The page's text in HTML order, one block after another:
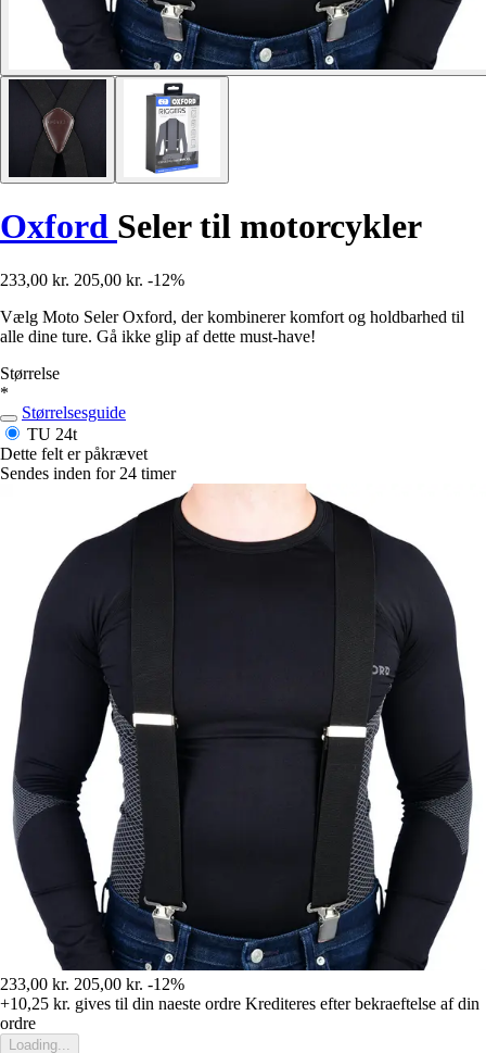
Oxford Seler til motorcykler
233,00 kr. 205,00 kr. -12%
Vælg Moto Seler Oxford, der kombinerer komfort og holdbarhed til
alle dine ture. Gå ikke glip af dette must-have!
Størrelse
*
Størrelsesguide
TU 24t
Dette felt er påkrævet
Sendes inden for 24 timer
233,00 kr. 205,00 kr. -12%
+10,25 kr. gives til din naeste ordre Krediteres efter bekraeftelse af din
ordre
Loading...